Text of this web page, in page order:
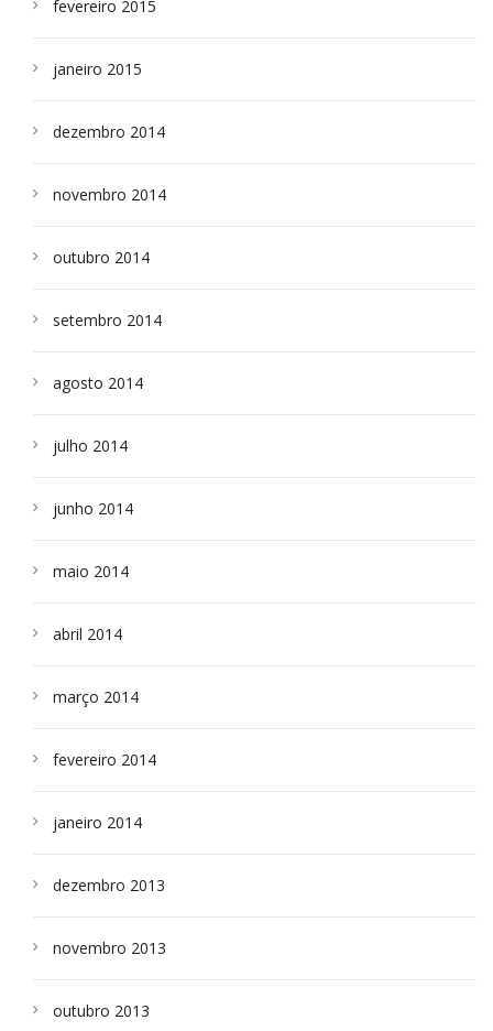
fevereiro 2015
janeiro 2015
dezembro 2014
novembro 2014
outubro 2014
setembro 2014
agosto 2014
julho 2014
junho 2014
maio 2014
abril 2014
março 2014
fevereiro 2014
janeiro 2014
dezembro 2013
novembro 2013
outubro 2013